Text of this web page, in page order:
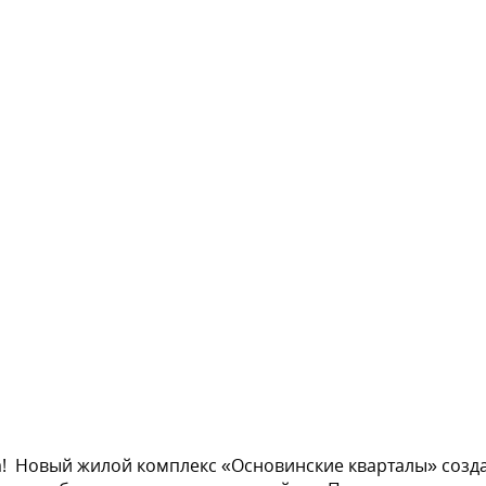
жилой комплекс «Основинские кварталы»